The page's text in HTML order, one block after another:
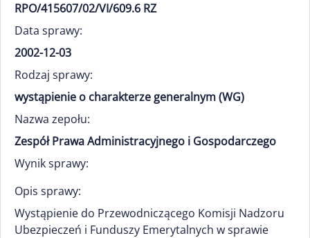
RPO/415607/02/VI/609.6 RZ
Data sprawy:
2002-12-03
Rodzaj sprawy:
wystąpienie o charakterze generalnym (WG)
Nazwa zepołu:
Zespół Prawa Administracyjnego i Gospodarczego
Wynik sprawy:
Opis sprawy:
Wystąpienie do Przewodniczącego Komisji Nadzoru
Ubezpieczeń i Funduszy Emerytalnych w sprawie